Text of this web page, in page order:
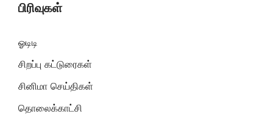
பிரிவுகள்
ஓடிடி
சிறப்பு கட்டுரைகள்
சினிமா செய்திகள்
தொலைக்காட்சி